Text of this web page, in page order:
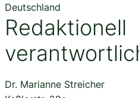
Deutschland
Redaktionell
Dr. Marianne Streicher